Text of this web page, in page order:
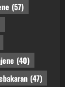
(57)
(40)
(47)